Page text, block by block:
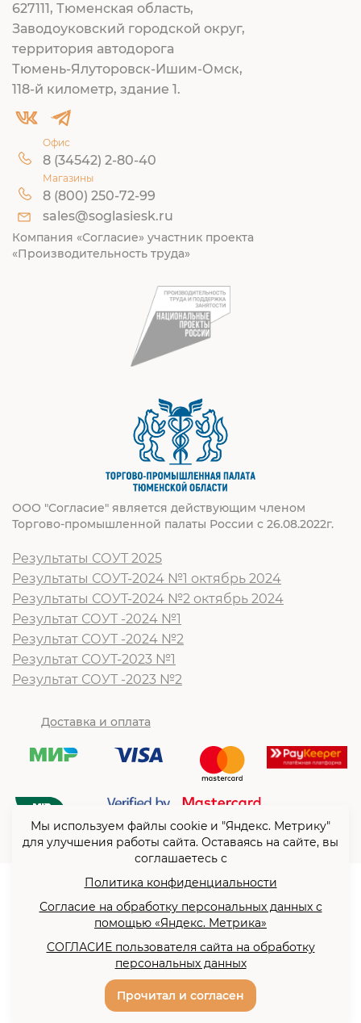
627111, Тюменская область,
Заводоуковский городской округ,
территория автодорога
Тюмень-Ялуторовск-Ишим-Омск,
118-й километр, здание 1.
Офис
8 (34542) 2-80-40
Магазины
8 (800) 250-72-99
sales@soglasiesk.ru
Компания «Согласие» участник проекта
«Производительность труда»
ООО "Согласие" является действующим членом
Торгово-промышленной палаты России с 26.08.2022г.
Результаты СОУТ 2025
Результаты СОУТ-2024 №1 октябрь 2024
Результаты СОУТ-2024 №2 октябрь 2024
Результат СОУТ -2024 №1
Результат СОУТ -2024 №2
Результат СОУТ-2023 №1
Результат СОУТ -2023 №2
Доставка и оплата
© ООО “Согласие”2026
Политика конфиденциальности
Согласие на обработку
персональных данных с
помощью «Яндекс. Метрика»
Разработка сайта -
Мы используем файлы cookie и "Яндекс. Метрику"
для улучшения работы сайта. Оставаясь на сайте, вы
соглашаетесь с
Политика конфиденциальности
Согласие на обработку персональных данных с
помощью «Яндекс. Метрика»
СОГЛАСИЕ пользователя сайта на обработку
персональных данных
Прочитал и согласен